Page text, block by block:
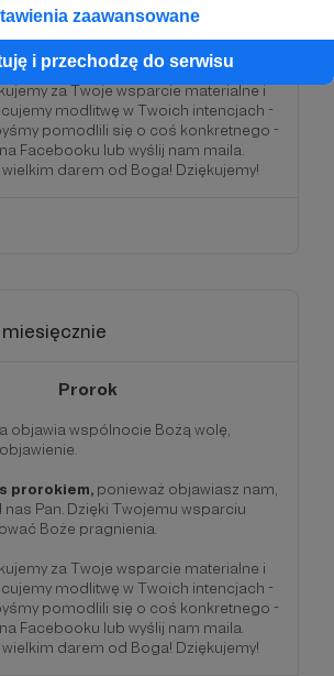
zaawansowane
i przechodzę do serwisu
nauczycielem,ponieważ dzięki
i rozwijać ich talenty.
za Twoje wsparcie materialne i
modlitwę w Twoich intencjach -
pomodlili się o coś konkretnego -
Facebooku lub wyślij nam maila.
darem od Boga! Dziękujemy!
miesięcznie
Prorok
objawia wspólnocie Bożą wolę,
prorokiem, ponieważ objawiasz nam,
Pan. Dzięki Twojemu wsparciu
Boże pragnienia.
za Twoje wsparcie materialne i
modlitwę w Twoich intencjach -
pomodlili się o coś konkretnego -
Facebooku lub wyślij nam maila.
darem od Boga! Dziękujemy!